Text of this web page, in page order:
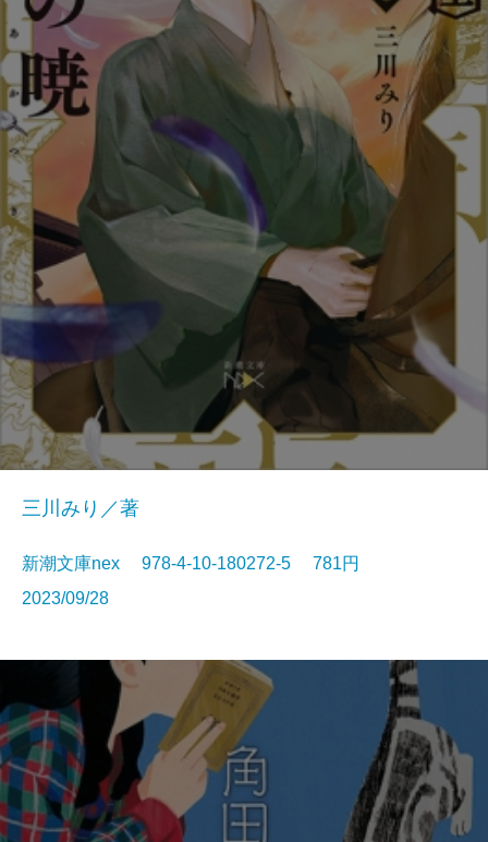
三川みり／著
新潮文庫nex 978-4-10-180272-5 781円
2023/09/28